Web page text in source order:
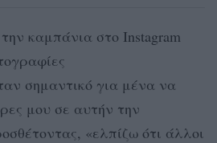
καμπάνια στο Instagram
σημαντικό για μένα να
μου σε αυτήν την
«ελπίζω ότι άλλοι